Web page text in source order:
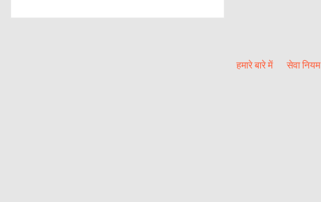
दर्शकों के लिए गर्व का क्षण थी और महिलाओं के क्रिकेट की
हमारे बारे में सेवा नियम